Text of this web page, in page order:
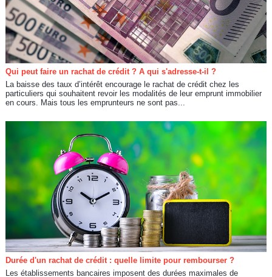
Qui peut faire un rachat de crédit ? A qui s'adresse-t-il ?
La baisse des taux d’intérêt encourage le rachat de crédit chez les
particuliers qui souhaitent revoir les modalités de leur emprunt immobilier
en cours. Mais tous les emprunteurs ne sont pas...
Durée d'un rachat de crédit : quelle limite pour rembourser ?
Les établissements bancaires imposent des durées maximales de